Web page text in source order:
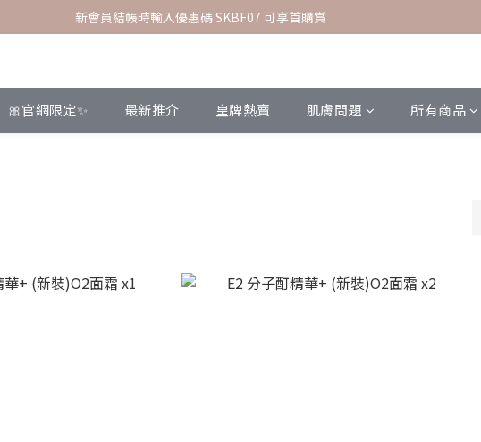
指定正價貨品 | 2件85折
新會員結帳時輸入優惠碼 SKBF07 可享首購賞
🎀官網限定✨ 最新推介 皇牌熱賣 肌膚問題 所有商品